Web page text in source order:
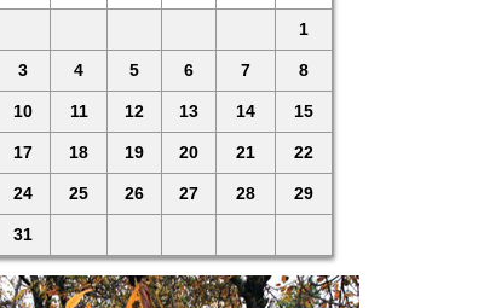
1
3 4 5 6 7 8
10 11 12 13 14 15
17 18 19 20 21 22
24 25 26 27 28 29
31